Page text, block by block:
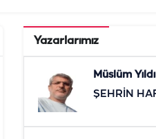
Yazarlarımız
Müslüm
ŞEHRİN